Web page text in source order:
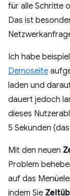
für alle Schritte
Das ist
Ich habe
Demoseite
laden und
dauert jedoch
dieses
5 Sekunden
Mit den neuen
Problem
auf das
indem Sie